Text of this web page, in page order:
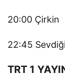
20:00 Çirkin
22:45
TRT 1